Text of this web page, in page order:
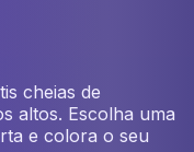
cheias de
altos. Escolha uma
e colora o seu